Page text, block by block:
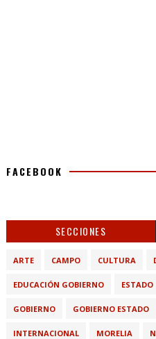
FACEBOOK
SECCIONES
ARTE CAMPO CULTURA
EDUCACIÓN GOBIERNO ESTADO
GOBIERNO GOBIERNO ESTADO
INTERNACIONAL MORELIA